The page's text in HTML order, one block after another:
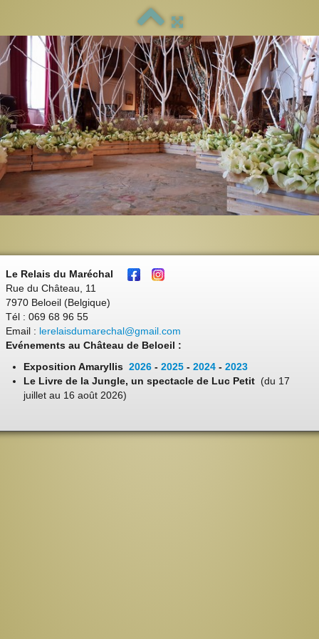
Le Relais du Maréchal
Rue du Château, 11
7970 Beloeil (Belgique)
Tél : 069 68 96 55
Email : lerelaisdumarechal@gmail.com
Evénements au Château de Beloeil :
Exposition Amaryllis 2026 - 2025 - 2024 - 2023
Le Livre de la Jungle, un spectacle de Luc Petit (du 17
juillet au 16 août 2026)